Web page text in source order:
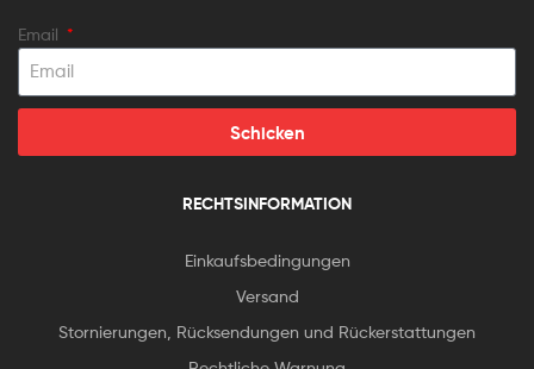
Email
Schicken
RECHTSINFORMATION
Einkaufsbedingungen
Versand
Stornierungen, Rücksendungen und Rückerstattungen